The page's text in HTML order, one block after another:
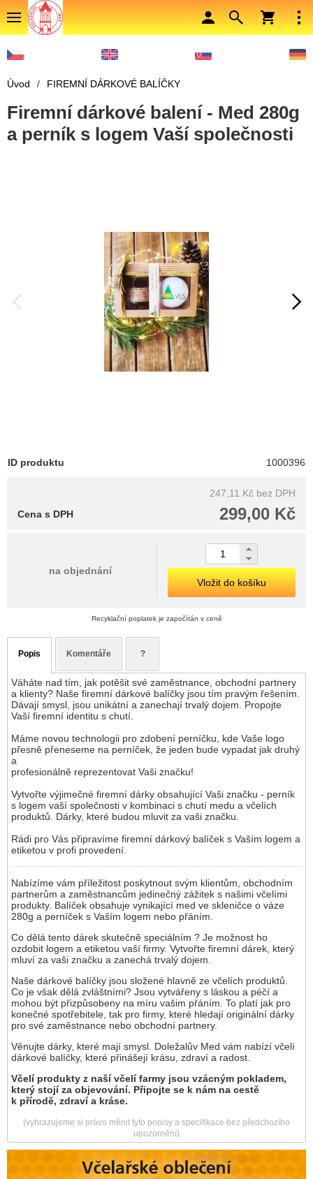
Úvod / FIREMNÍ DÁRKOVÉ BALÍČKY
Firemní dárkové balení - Med 280g
a perník s logem Vaší společnosti
ID produktu 1000396
247,11 Kč bez DPH
299,00 Kč
Cena s DPH
na objednání
Vložit do košíku
Recyklační poplatek je započítán v ceně
Popis Komentáře ?
Váháte nad tím, jak potěšit své zaměstnance, obchodní partnery
a klienty? Naše firemní dárkové balíčky jsou tím pravým řešením.
Dávají smysl, jsou unikátní a zanechají trvalý dojem. Propojte
Vaší firemní identitu s chutí.
Máme novou technologii pro zdobení perníčku, kde Vaše logo
přesně přeneseme na perníček, že jeden bude vypadat jak druhý
a
profesionálně reprezentovat Vaši značku!
Vytvořte výjimečné firemní dárky obsahující Vaši značku - perník
s logem vaší společnosti v kombinaci s chutí medu a včelích
produktů. Dárky, které budou mluvit za vaši značku.
Rádi pro Vás připravíme firemní dárkový balíček s Vaším logem a
etiketou v profi provedení.
Nabízíme vám příležitost poskytnout svým klientům, obchodním
partnerům a zaměstnancům jedinečný zážitek s našimi včelími
produkty. Balíček obsahuje vynikající med ve skleničce o váze
280g a perníček s Vaším logem nebo přáním.
Co dělá tento dárek skutečně speciálním ? Je možnost ho
ozdobit logem a etiketou vaší firmy. Vytvořte firemní dárek, který
mluví za vaši značku a zanechá trvalý dojem.
Naše dárkové balíčky jsou složené hlavně ze včelích produktů.
Co je však dělá zvláštními? Jsou vytvářeny s láskou a péčí a
mohou být přizpůsobeny na míru vašim přáním. To platí jak pro
konečné spotřebitele, tak pro firmy, které hledají originální dárky
pro své zaměstnance nebo obchodní partnery.
Věnujte dárky, které mají smysl. Doležalův Med vám nabízí včelí
dárkové balíčky, které přinášejí krásu, zdraví a radost.
Včelí produkty z naší včelí farmy jsou vzácným pokladem,
který stojí za objevování. Připojte se k nám na cestě
k přírodě, zdraví a kráse.
(vyhrazujeme si právo měnit tyto popisy a specifikace bez předchozího
upozornění)